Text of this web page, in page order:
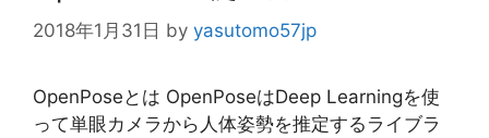
2018年1月31日 by yasutomo57jp
OpenPoseとは OpenPoseはDeep Learningを使
って単眼カメラから人体姿勢を推定するライブラ